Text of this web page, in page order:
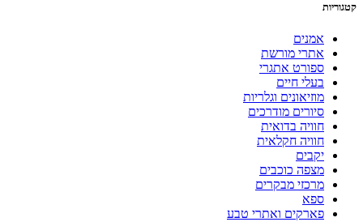
קטגוריות
אמנים
אתרי מורשת
ספורט אתגרי
בעלי חיים
מוזיאונים וגלריות
סיורים מודרכים
חוויה בדואית
חוויה חקלאית
יקבים
מצפה כוכבים
מרכזי מבקרים
ספא
פארקים ואתרי טבע